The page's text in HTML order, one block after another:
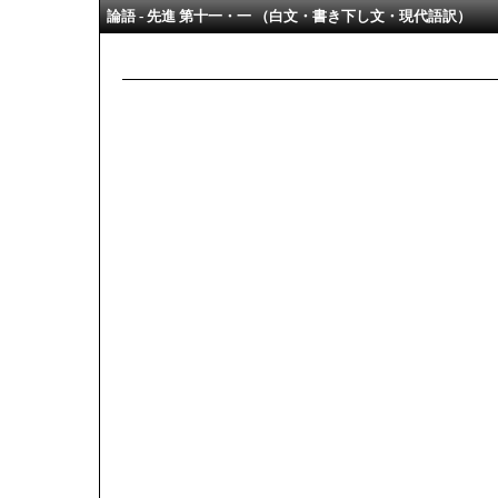
論語 - 先進 第十一・一 （白文・書き下し文・現代語訳）